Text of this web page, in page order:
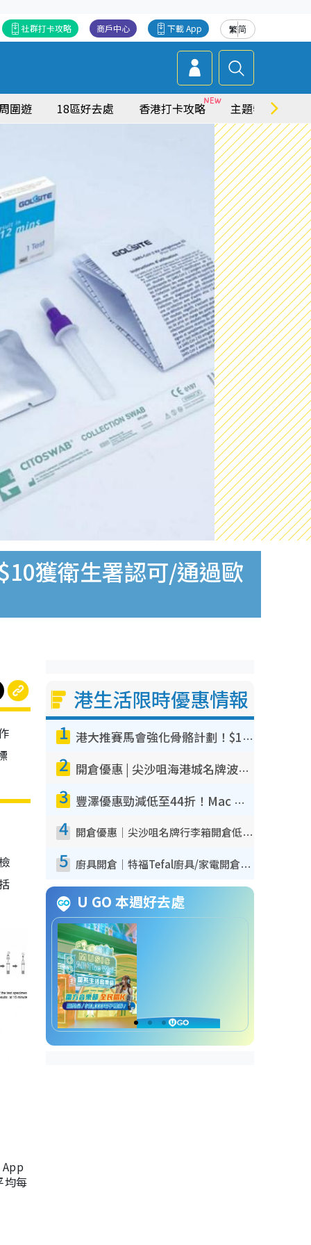
繁简
下載 App
商戶中心
社群打卡攻略
圍遊 18區好去處 香港打卡攻略 主題特集
獲衛生署認可/通過歐
均每
港生活限時優惠情報
1 港大推賽馬會強化骨骼計劃！$100骨質密度X光檢查 完成免費運動訓練送超市禮券！附參加資格
2 開倉優惠 | 尖沙咀海港城名牌波鞋開倉低至1折！On鞋$899起／Joy&Peace鞋履$98起
3 豐澤優惠勁減低至44折！Mac mini/iPhone17Pro大減價！廚房家電$220起
4 開倉優惠｜尖沙咀名牌行李箱開倉低至4折！一連5日 American Tourister/ace./Hallmark $200起！
5 廚具開倉｜特福Tefal廚具/家電開倉低至3折！$220起買平底鍋/炒鑊/湯煲！電飯煲/吸塵機/燙斗$418起
U GO 本週好去處